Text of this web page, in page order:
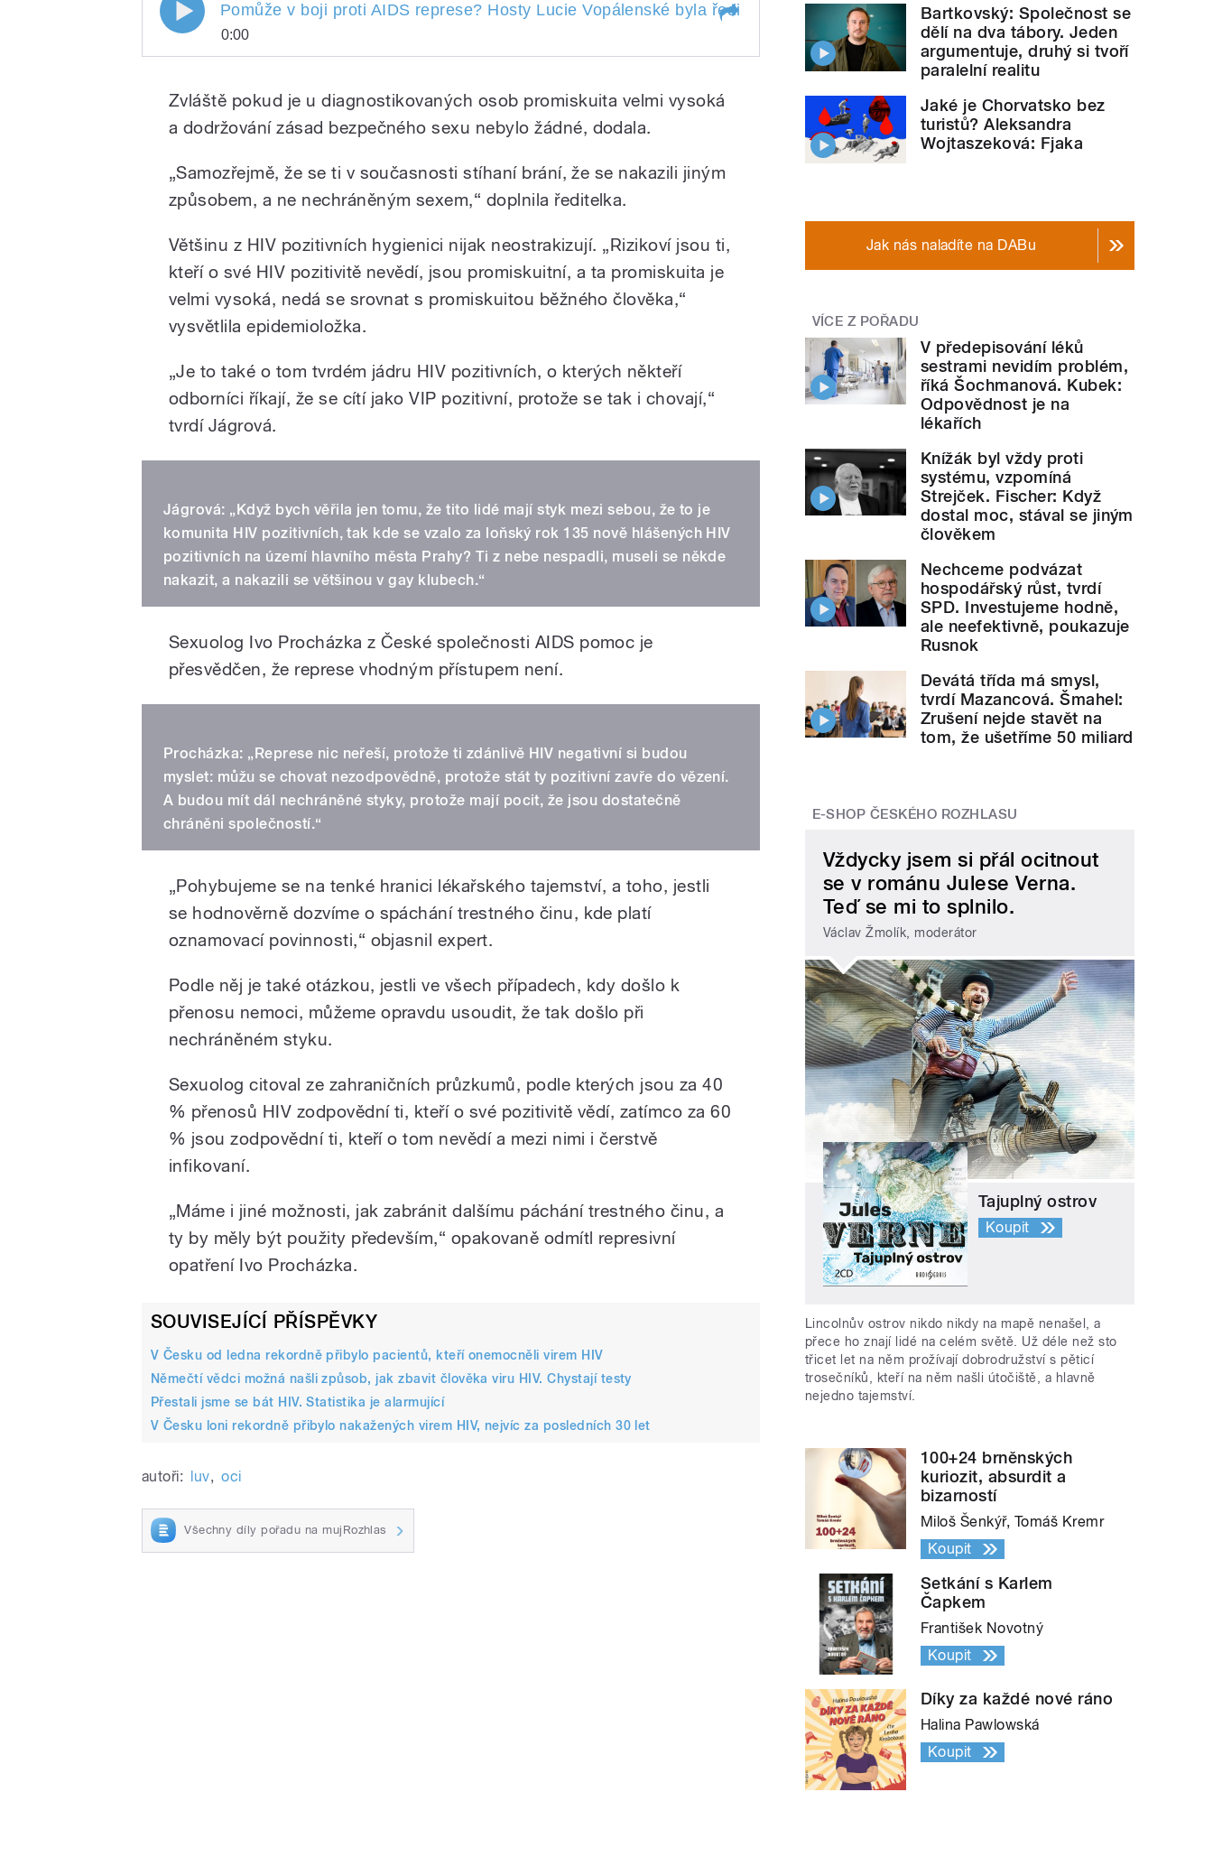
Pomůže v boji proti AIDS represe? Hosty Lucie Vopálenské byla ředitelka protiepidemického odboru pražské hygienické stanice
0:00
Lucie Vopálenské byla ředitelka
protiepidemického odboru pražské
hygienické stanice Zdeňka Jágrová a
sexuolog Ivo Procházka z České
AIDS
pomoc.
Zvláště pokud je u diagnostikovaných osob promiskuita velmi vysoká
a dodržování zásad bezpečného sexu nebylo žádné, dodala.
„Samozřejmě, že se ti v současnosti stíhaní brání, že se nakazili jiným
způsobem, a ne nechráněným sexem,“ doplnila ředitelka.
Většinu z HIV pozitivních hygienici nijak neostrakizují. „Rizikoví jsou ti,
kteří o své HIV pozitivitě nevědí, jsou promiskuitní, a ta promiskuita je
velmi vysoká, nedá se srovnat s promiskuitou běžného člověka,“
vysvětlila epidemioložka.
„Je to také o tom tvrdém jádru HIV pozitivních, o kterých někteří
odborníci říkají, že se cítí jako VIP pozitivní, protože se tak i chovají,“
tvrdí Jágrová.
Jágrová: „Když bych věřila jen tomu, že tito lidé mají styk mezi sebou, že to je
komunita HIV pozitivních, tak kde se vzalo za loňský rok 135 nově hlášených HIV
pozitivních na území hlavního města Prahy? Ti z nebe nespadli, museli se někde
nakazit, a nakazili se většinou v gay klubech.“
Sexuolog Ivo Procházka z České společnosti AIDS pomoc je
přesvědčen, že represe vhodným přístupem není.
Procházka: „Represe nic neřeší, protože ti zdánlivě HIV negativní si budou
myslet: můžu se chovat nezodpovědně, protože stát ty pozitivní zavře do vězení.
A budou mít dál nechráněné styky, protože mají pocit, že jsou dostatečně
chráněni společností.“
„Pohybujeme se na tenké hranici lékařského tajemství, a toho, jestli
se hodnověrně dozvíme o spáchání trestného činu, kde platí
oznamovací povinnosti,“ objasnil expert.
Podle něj je také otázkou, jestli ve všech případech, kdy došlo k
přenosu nemoci, můžeme opravdu usoudit, že tak došlo při
nechráněném styku.
Sexuolog citoval ze zahraničních průzkumů, podle kterých jsou za 40
% přenosů HIV zodpovědní ti, kteří o své pozitivitě vědí, zatímco za 60
% jsou zodpovědní ti, kteří o tom nevědí a mezi nimi i čerstvě
infikovaní.
„Máme i jiné možnosti, jak zabránit dalšímu páchání trestného činu, a
ty by měly být použity především,“ opakovaně odmítl represivní
opatření Ivo Procházka.
SOUVISEJÍCÍ PŘÍSPĚVKY
V Česku od ledna rekordně přibylo pacientů, kteří onemocněli virem HIV
Němečtí vědci možná našli způsob, jak zbavit člověka viru HIV. Chystají testy
Přestali jsme se bát HIV. Statistika je alarmující
V Česku loni rekordně přibylo nakažených virem HIV, nejvíc za posledních 30 let
autoři: luv, oci
Všechny díly pořadu na mujRozhlas
Bartkovský: Společnost se
dělí na dva tábory. Jeden
argumentuje, druhý si tvoří
paralelní realitu
Jaké je Chorvatsko bez
turistů? Aleksandra
Wojtaszeková: Fjaka
Jak nás naladíte na DABu
VÍCE Z POŘADU
V předepisování léků
sestrami nevidím problém,
říká Šochmanová. Kubek:
Odpovědnost je na
lékařích
Knížák byl vždy proti
systému, vzpomíná
Strejček. Fischer: Když
dostal moc, stával se jiným
člověkem
Nechceme podvázat
hospodářský růst, tvrdí
SPD. Investujeme hodně,
ale neefektivně, poukazuje
Rusnok
Devátá třída má smysl,
tvrdí Mazancová. Šmahel:
Zrušení nejde stavět na
tom, že ušetříme 50 miliard
E-SHOP ČESKÉHO ROZHLASU
Vždycky jsem si přál ocitnout
se v románu Julese Verna.
Teď se mi to splnilo.
Václav Žmolík, moderátor
Tajuplný ostrov
Koupit
Lincolnův ostrov nikdo nikdy na mapě nenašel, a
přece ho znají lidé na celém světě. Už déle než sto
třicet let na něm prožívají dobrodružství s pěticí
trosečníků, kteří na něm našli útočiště, a hlavně
nejedno tajemství.
100+24 brněnských
kuriozit, absurdit a
bizarností
Miloš Šenkýř, Tomáš Kremr
Koupit
Setkání s Karlem
Čapkem
František Novotný
Koupit
Díky za každé nové ráno
Halina Pawlowská
Koupit